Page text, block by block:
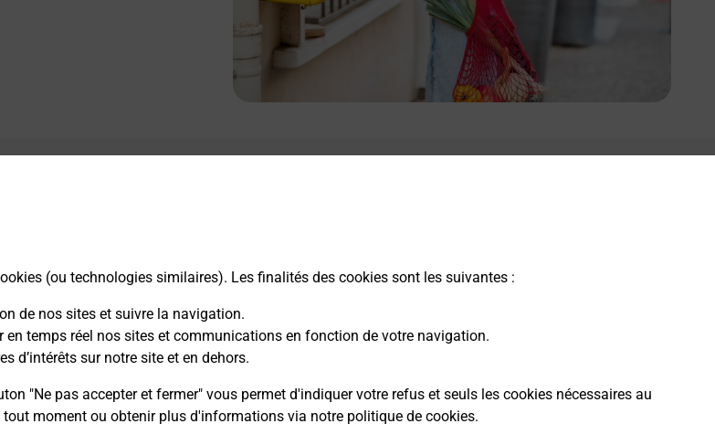
(ou technologies similaires). Les finalités des cookies sont les suivantes :
de nos sites et suivre la navigation.
en temps réel nos sites et communications en fonction de votre navigation.
d’intérêts sur notre site et en dehors.
"Ne pas accepter et fermer" vous permet d'indiquer votre refus et seuls les cookies nécessaires au
moment ou obtenir plus d'informations via notre politique de cookies.